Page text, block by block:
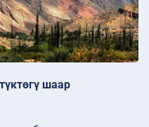
шаар